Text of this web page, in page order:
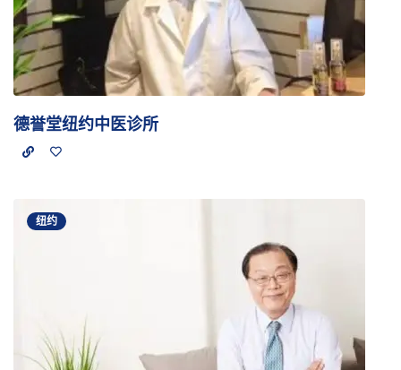
德誉堂纽约中医诊所
纽约